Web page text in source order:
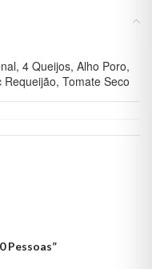
4 Queijos, Alho Poro,
Requeijão, Tomate Seco
Pessoas”